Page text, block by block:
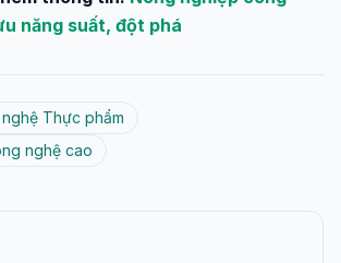
năng suất, đột phá
Thực phẩm
nghệ cao